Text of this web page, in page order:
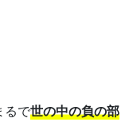
るで世の中の負の部